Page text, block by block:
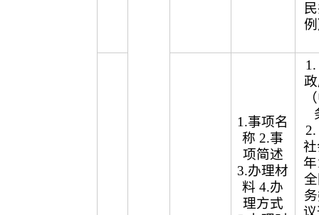
1.事项名
称 2.事
项简述
3.办理材
料 4.办
理方式